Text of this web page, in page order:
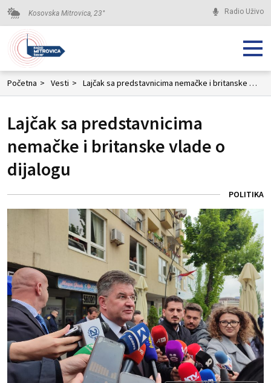
Kosovska Mitrovica, 23° Radio Uživo
Početna > Vesti > Lajčak sa predstavnicima nemačke i britanske vlade o dijalogu
Lajčak sa predstavnicima
nemačke i britanske vlade o
dijalogu
POLITIKA